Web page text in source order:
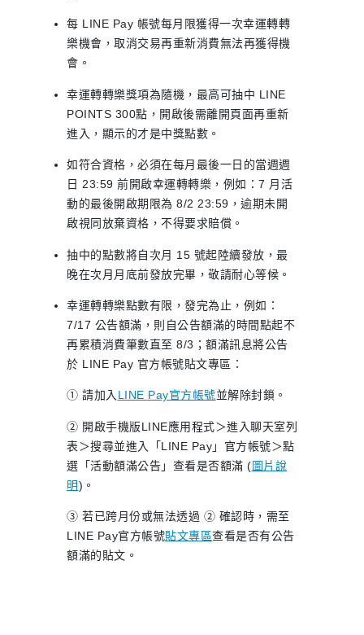
每 LINE Pay 帳號每月限獲得一次幸運轉轉
樂機會，取消交易再重新消費無法再獲得機
會。
幸運轉轉樂獎項為隨機，最高可抽中 LINE
POINTS 300點，開啟後需離開頁面再重新
進入，顯示的才是中獎點數。
如符合資格，必須在每月最後一日的當週週
日 23:59 前開啟幸運轉轉樂，例如：7 月活
動的最後開啟期限為 8/2 23:59，逾期未開
啟視同放棄資格，不得要求賠償。
抽中的點數將自次月 15 號起陸續發放，最
晚在次月月底前發放完畢，敬請耐心等候。
幸運轉轉樂點數有限，發完為止，例如：
7/17 公告額滿，則自公告額滿的時間點起不
再累積消費筆數直至 8/3；額滿訊息將公告
於 LINE Pay 官方帳號貼文專區：
① 請加入 LINE Pay官方帳號並解除封鎖。
② 開啟手機版LINE應用程式＞進入聊天室列
表＞搜尋並進入「LINE Pay」官方帳號＞點
選「活動額滿公告」查看是否額滿 (圖片說
明)。
③ 若已跨月份或無法透過 ② 確認時，需至
LINE Pay官方帳號貼文專區查看是否有公告
額滿的貼文。